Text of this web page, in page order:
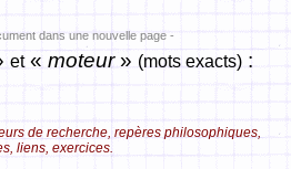
dans une nouvelle page -
et« moteur» (mots exacts) :
de recherche, repères philosophiques,
liens, exercices.